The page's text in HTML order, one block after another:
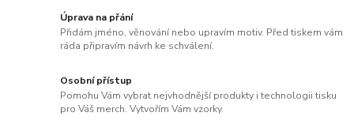
Úprava na přání
Přidám jméno, věnování nebo upravím motiv. Před tiskem vám
ráda připravím návrh ke schválení.
Osobní přístup
Pomohu Vám vybrat nejvhodnější produkty i technologii tisku
pro Váš merch. Vytvořím Vám vzorky.